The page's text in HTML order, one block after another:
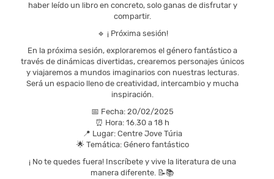
haber leído un libro en concreto, solo ganas de disfrutar y
compartir.
🔹 ¡ Próxima sesión!
En la próxima sesión, exploraremos el género fantástico a
través de dinámicas divertidas, crearemos personajes únicos
y viajaremos a mundos imaginarios con nuestras lecturas.
Será un espacio lleno de creatividad, intercambio y mucha
inspiración.
📅 Fecha: 20/02/2025
⏰ Hora: 16.30 a 18 h
📍 Lugar: Centre Jove Túria
🌟 Temática: Género fantástico
¡ No te quedes fuera! Inscríbete y vive la literatura de una
manera diferente. 📝📚